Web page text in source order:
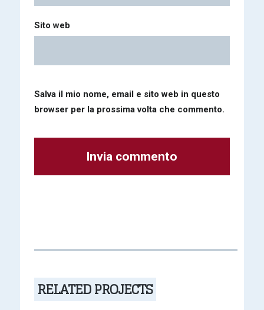
Sito web
Salva il mio nome, email e sito web in questo
browser per la prossima volta che commento.
RELATED PROJECTS